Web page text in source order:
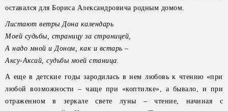
оставался для Бориса Александровича родным домом.
Листают ветры Дона календарь
Моей судьбы, страницу за страницей,
А надо мной и Доном, как и встарь –
Аксу-Аксай, судьбы моей станица.
А еще в детские годы зародилась в нем любовь к чтению «при
любой возможности – чаще при «коптилке», а бывало, и при
отраженном в зеркале свете луны – чтение, начиная с